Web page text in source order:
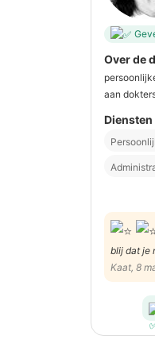
Over de
aan
Diensten
blij dat je
zeker dat
wat extra
Kaat, 8